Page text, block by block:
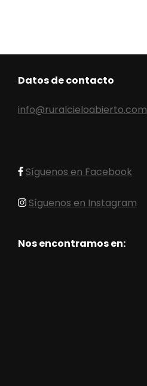
Datos de contacto
info@ruralcieloabierto.com
Síguenos en Facebook
Síguenos en Instagram
Nos encontramos en: